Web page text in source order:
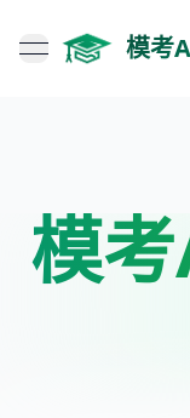
open navigation
模考
模